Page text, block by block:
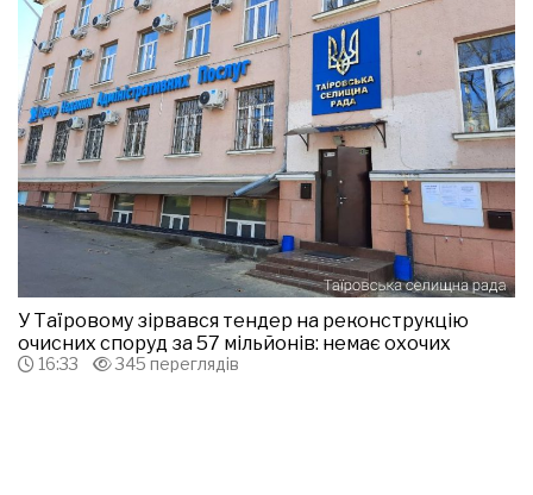
У Таїровому зірвався тендер на реконструкцію
очисних споруд за 57 мільйонів: немає охочих
16:33 345 переглядів